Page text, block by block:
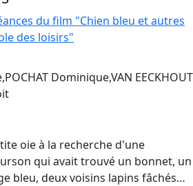
du film "Chien bleu et autres
des loisirs"
Dominique,VAN EECKHOUT
oie à la recherche d'une
qui avait trouvé un bonnet, un
bleu, deux voisins lapins fâchés…